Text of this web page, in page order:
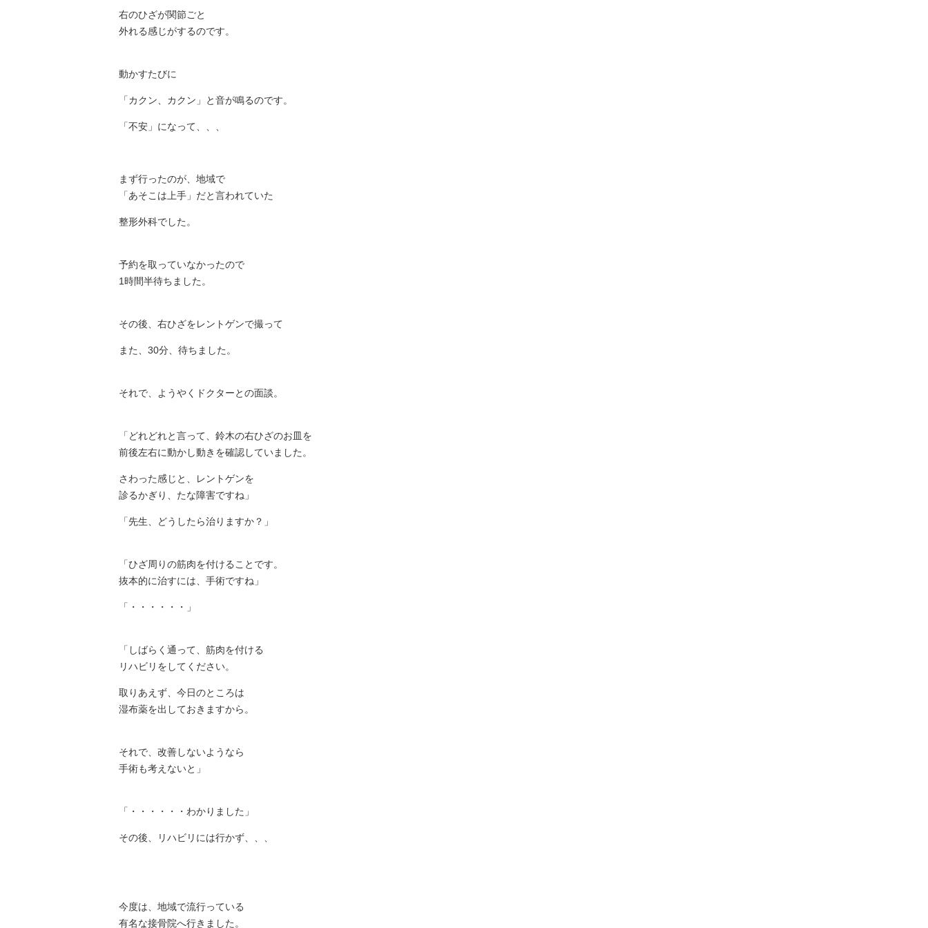
右のひざが関節ごと
外れる感じがするのです。
動かすたびに
「カクン、カクン」と音が鳴るのです。
「不安」になって、、、
まず行ったのが、地域で
「あそこは上手」だと言われていた
整形外科でした。
予約を取っていなかったので
1時間半待ちました。
その後、右ひざをレントゲンで撮って
また、30分、待ちました。
それで、ようやくドクターとの面談。
「どれどれと言って、鈴木の右ひざのお皿を
前後左右に動かし動きを確認していました。
さわった感じと、レントゲンを
診るかぎり、たな障害ですね」
「先生、どうしたら治りますか？」
「ひざ周りの筋肉を付けることです。
抜本的に治すには、手術ですね」
「・・・・・・」
「しばらく通って、筋肉を付ける
リハビリをしてください。
取りあえず、今日のところは
湿布薬を出しておきますから。
それで、改善しないようなら
手術も考えないと」
「・・・・・・わかりました」
その後、リハビリには行かず、、、
今度は、地域で流行っている
有名な接骨院へ行きました。